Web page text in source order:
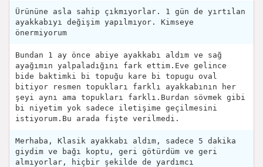
Ürününe asla sahip çıkmıyorlar. 1 gün de yırtılan
ayakkabıyı değişim yapılmıyor. Kimseye
önermiyorum
Bundan 1 ay önce abiye ayakkabı aldım ve sağ
ayağımın yalpaladığını fark ettim.Eve gelince
bide baktimki bi topuğu kare bi topugu oval
bitiyor resmen topukları farklı ayakkabının her
şeyi aynı ama topukları farklı.Burdan sövmek gibi
bi niyetim yok sadece iletişime geçilmesini
istiyorum.Bu arada fişte verilmedi.
Merhaba, Klasik ayakkabı aldım, sadece 5 dakika
giydim ve bağı koptu, geri götürdüm ve geri
almıyorlar, hiçbir şekilde de yardımcı